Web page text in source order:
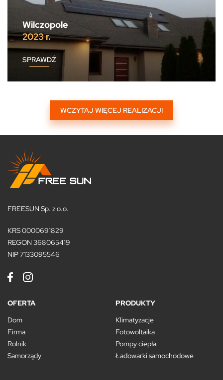
Wilczopole
2023 r.
SPRAWDŹ
WCZYTAJ WIĘCEJ REALIZACJI
FREESUN Sp. z o.o.
KRS 0000691829
REGON 368065419
NIP 7133095546
OFERTA
Dom
Firma
Rolnik
Samorządy
PRODUKTY
Klimatyzacje
Fotowoltaika
Pompy ciepła
Ładowarki samochodowe